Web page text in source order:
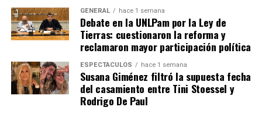
Esa tendencia es consistente con evidencias de que l
violencia con armas aumentó durante la
de coronavirus por causas aún no totalmente
claras, según una carta publicada la semana pasada en la
revista New England Journal of Medicine. Los autores de
ese artículo sostuvieron que “no puede suponerse que
se revertirá a los niveles prepandemia”.
GENERAL hace 1 semana
Debate en la UNLPam por la Ley de
Tierras: cuestionaron la reforma y
reclamaron mayor participación política
ESPECTÁCULOS hace 1 semana
Susana Giménez filtró la supuesta fecha
del casamiento entre Tini Stoessel y
Rodrigo De Paul